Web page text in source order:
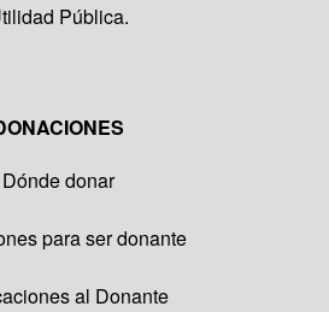
Pública.
Dónde donar
para ser donante
al Donante